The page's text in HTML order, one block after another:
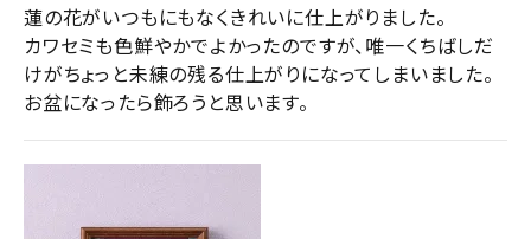
蓮の花がいつもにもなくきれいに仕上がりました。
カワセミも色鮮やかでよかったのですが、唯一くちばしだ
けがちょっと未練の残る仕上がりになってしまいました。
お盆になったら飾ろうと思います。